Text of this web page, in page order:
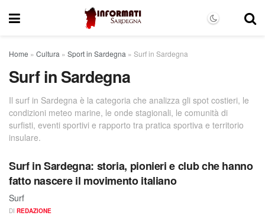
Home » Cultura » Sport in Sardegna » Surf in Sardegna
Surf in Sardegna
Il surf in Sardegna è la categoria che analizza gli spot costieri, le
condizioni meteo marine, le onde stagionali, le comunità di
surfisti, eventi sportivi e rapporto tra pratica sportiva e territorio
insulare.
Surf in Sardegna: storia, pionieri e club che hanno
fatto nascere il movimento italiano
Surf
DI REDAZIONE